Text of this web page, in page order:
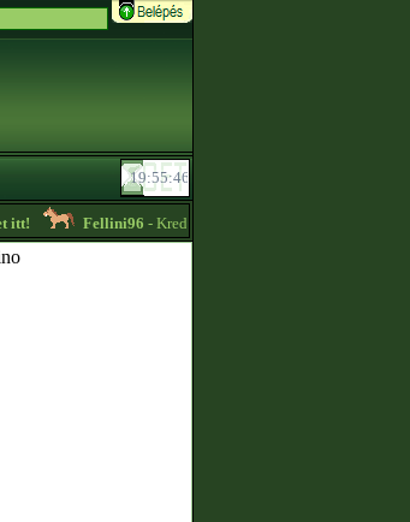
Fellini96- Kreditet vennék + lassú körös edzést